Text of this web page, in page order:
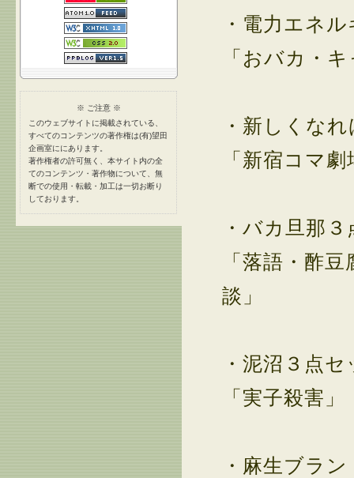
・電力エネ
「おバカ・
・新しくな
「新宿コマ
・バカ旦那
「落語・酢
談」
・泥沼３点セ
「実子殺害
・麻生ブラ
※ ご注意 ※
このウェブサイトに掲載されている、
すべてのコンテンツの著作権は(有)望田
企画室ににあります。
著作権者の許可無く、本サイト内の全
てのコンテンツ・著作物について、無
断での使用・転載・加工は一切お断り
しております。